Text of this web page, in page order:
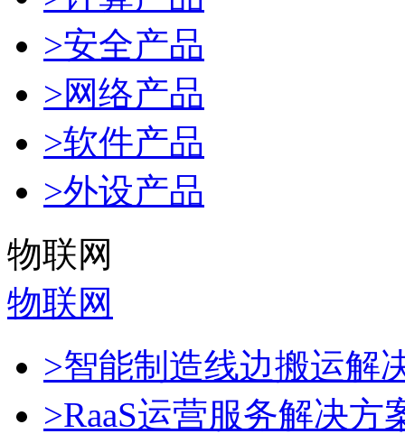
>安全产品
>网络产品
>软件产品
>外设产品
物联网
物联网
>智能制造线边搬运解
>RaaS运营服务解决方